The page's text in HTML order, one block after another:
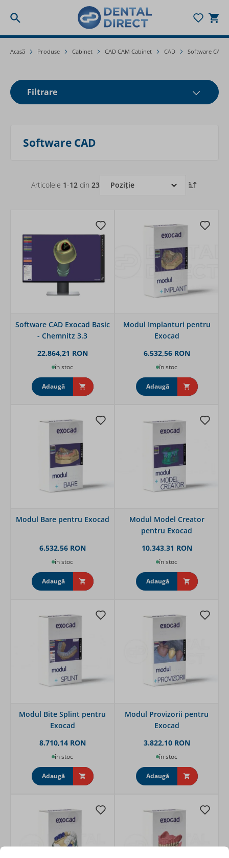
Acasă Produse Cabinet CAD CAM Cabinet CAD Software CAD
Filtrare
Software CAD
Articolele 1-12din 23
Software CAD Exocad Basic
- Chemnitz 3.3
22.864,21 RON
în stoc
Adaugă
Modul Implanturi pentru
Exocad
6.532,56 RON
în stoc
Adaugă
Modul Bare pentru Exocad
6.532,56 RON
în stoc
Adaugă
Modul Model Creator
pentru Exocad
10.343,31 RON
în stoc
Adaugă
Modul Bite Splint pentru
Exocad
8.710,14 RON
în stoc
Adaugă
Modul Provizorii pentru
Exocad
3.822,10 RON
în stoc
Adaugă